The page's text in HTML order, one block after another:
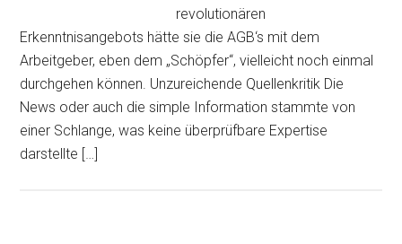
revolutionären
Erkenntnisangebots hätte sie die AGB‘s mit dem
Arbeitgeber, eben dem „Schöpfer“, vielleicht noch einmal
durchgehen können. Unzureichende Quellenkritik Die
News oder auch die simple Information stammte von
einer Schlange, was keine überprüfbare Expertise
darstellte […]